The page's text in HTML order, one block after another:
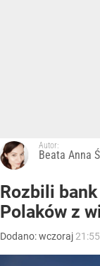
Autor:
Beata Anna
Rozbili
Polaków z
Dodano:wczoraj 21:55